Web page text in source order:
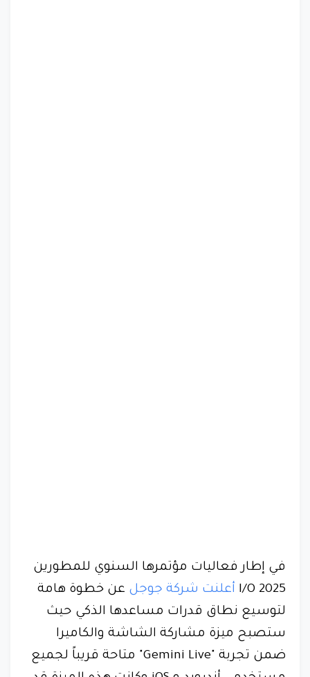
في إطار فعاليات مؤتمرها السنوي للمطورين
I/O 2025 أعلنت شركة جوجل عن خطوة هامة
لتوسيع نطاق قدرات مساعدها الذكي حيث
ستصبح ميزة مشاركة الشاشة والكاميرا
ضمن تجربة "Gemini Live" متاحة قريباً لجميع